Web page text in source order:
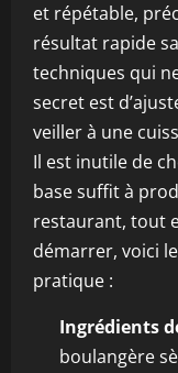
et répétable,
résultat rapide
techniques qui
secret est
veiller à une
Il est inutile de
base suffit à
restaurant, tout
démarrer, voici
pratique :
Ingrédients
boulangère